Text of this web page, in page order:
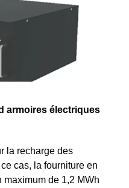
armoires électriques
la recharge des
cas, la fourniture en
de 1,2 MWh